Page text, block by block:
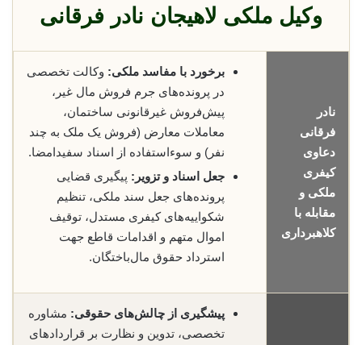
وکیل ملکی لاهیجان نادر فرقانی
نادر
فرقانی
دعاوی
کیفری
ملکی و
مقابله با
کلاهبرداری
برخورد با مفاسد ملکی: وکالت تخصصی
در پرونده‌های جرم فروش مال غیر،
پیش‌فروش غیرقانونی ساختمان،
معاملات معارض (فروش یک ملک به چند
نفر) و سوءاستفاده از اسناد سفیدامضا.
جعل اسناد و تزویر: پیگیری قضایی
پرونده‌های جعل سند ملکی، تنظیم
شکواییه‌های کیفری مستدل، توقیف
اموال متهم و اقدامات قاطع جهت
استرداد حقوق مال‌باختگان.
پیشگیری از چالش‌های حقوقی: مشاوره
تخصصی، تدوین و نظارت بر قراردادهای